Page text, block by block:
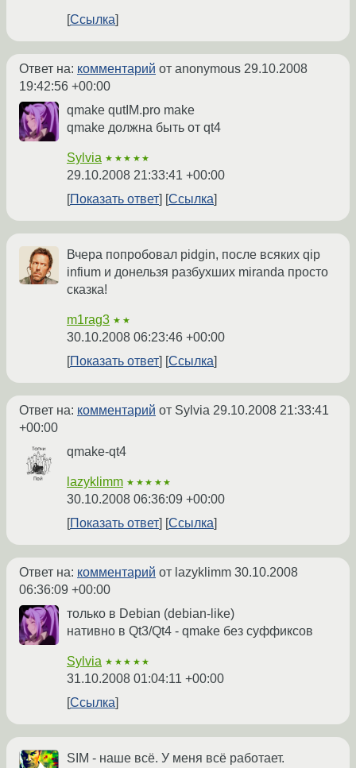
Ссылка
Ответ на: комментарий от anonymous 29.10.2008
19:42:56 +00:00
qmake qutIM.pro make
qmake должна быть от qt4
Sylvia ★★★★★
29.10.2008 21:33:41 +00:00
Показать ответ
Ссылка
Вчера попробовал pidgin, после всяких qip
infium и донельзя разбухших miranda просто
сказка!
m1rag3 ★★
30.10.2008 06:23:46 +00:00
Показать ответ
Ссылка
Ответ на: комментарий от Sylvia 29.10.2008 21:33:41
+00:00
qmake-qt4
lazyklimm ★★★★★
30.10.2008 06:36:09 +00:00
Показать ответ
Ссылка
Ответ на: комментарий от lazyklimm 30.10.2008
06:36:09 +00:00
только в Debian (debian-like)
нативно в Qt3/Qt4 - qmake без суффиксов
Sylvia ★★★★★
31.10.2008 01:04:11 +00:00
Ссылка
SIM - наше всё. У меня всё работает.